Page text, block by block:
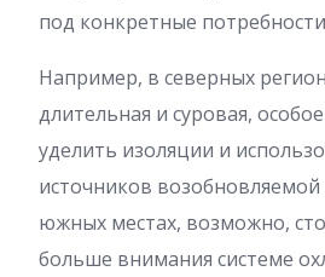
под конкретные
Например, в северных
длительная и суровая,
уделить изоляции и
источников возобновляемой
южных местах, возможно,
больше внимания системе